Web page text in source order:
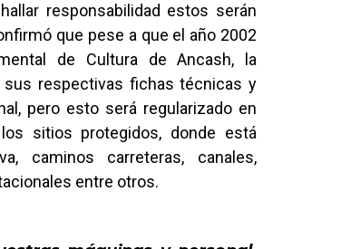
responsabilidad estos serán
que pese a que el año 2002
de Cultura de Ancash, la
respectivas fichas técnicas y
pero esto será regularizado en
sitios protegidos, donde está
caminos carreteras, canales,
entre otros.